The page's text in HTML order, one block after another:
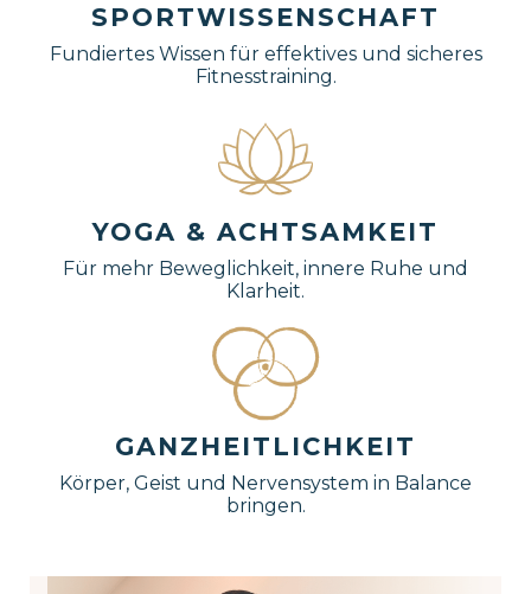
SPORTWISSENSCHAFT
Fundiertes Wissen für effektives und sicheres
Fitnesstraining.
YOGA & ACHTSAMKEIT
Für mehr Beweglichkeit, innere Ruhe und
Klarheit.
GANZHEITLICHKEIT
Körper, Geist und Nervensystem in Balance
bringen.